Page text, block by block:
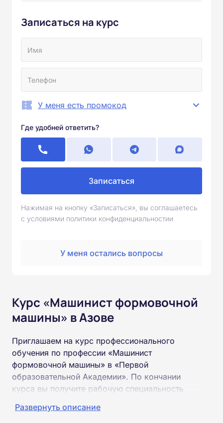
Записаться на курс
У меня есть промокод
Где удобней ответить?
Записаться
Нажимая на кнопку «Записаться», вы соглашаетесь
с условиями политики конфиденциальностии
У меня остались вопросы
Курс «Машинист формовочной
машины» в Азове
Приглашаем на курс профессионального
обучения по профессии «Машинист
формовочной машины» в «Первой
образовательной Академии». По кончании
курса вы получите рабочую специальность
соответствующего разряда.
Развернуть описание